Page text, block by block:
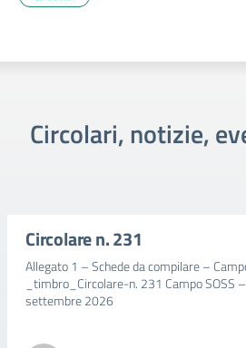
Circolari, notizie,
Circolare n. 231
Allegato 1 – Schede da compilare –
_timbro_Circolare-n. 231 Campo SOSS
settembre 2026